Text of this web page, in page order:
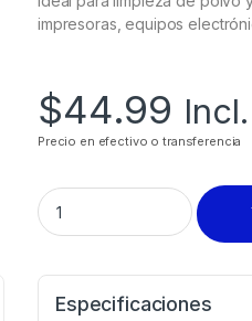
impresoras, equipos
$44.99
Precio en efectivo o transferencia
Especificaciones